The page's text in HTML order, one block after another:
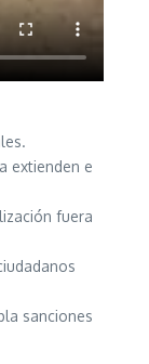
extienden e
fuera
sanciones